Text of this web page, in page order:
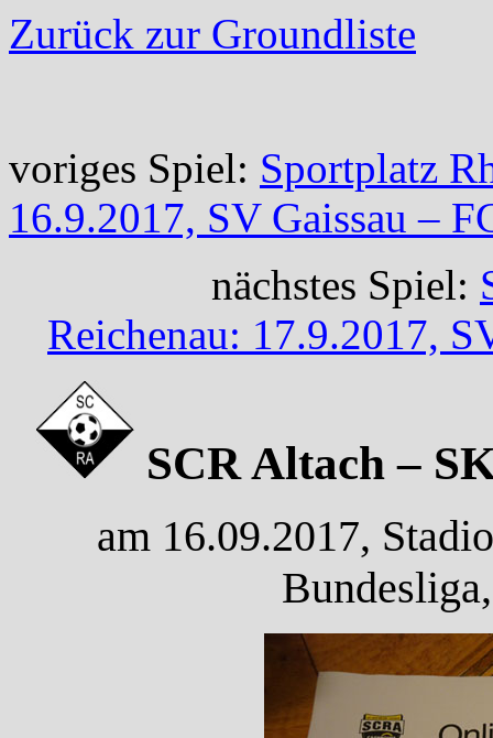
Zurück zur Groundliste
voriges Spiel: Sportplatz
16.9.2017, SV Gaissau –
nächstes Spiel:
Reichenau: 17.9.2017,
SCR Altach –
am 16.09.2017,